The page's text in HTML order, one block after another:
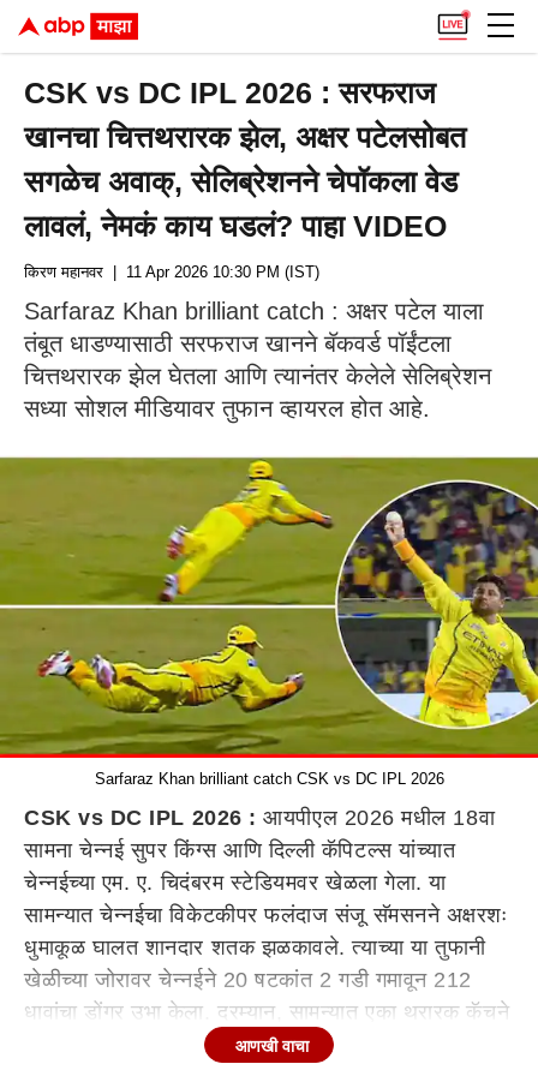
CSK vs DC IPL 2026 : सरफराज
खानचा चित्तथरारक झेल, अक्षर पटेलसोबत
सगळेच अवाक्, सेलिब्रेशनने चेपॉकला वेड
लावलं, नेमकं काय घडलं? पाहा VIDEO
किरण महानवर | 11 Apr 2026 10:30 PM (IST)
Sarfaraz Khan brilliant catch : अक्षर पटेल याला
तंबूत धाडण्यासाठी सरफराज खानने बॅकवर्ड पॉईंटला
चित्तथरारक झेल घेतला आणि त्यानंतर केलेले सेलिब्रेशन
सध्या सोशल मीडियावर तुफान व्हायरल होत आहे.
Sarfaraz Khan brilliant catch CSK vs DC IPL 2026
CSK vs DC IPL 2026 : आयपीएल 2026 मधील 18वा
सामना चेन्नई सुपर किंग्स आणि दिल्ली कॅपिटल्स यांच्यात
चेन्नईच्या एम. ए. चिदंबरम स्टेडियमवर खेळला गेला. या
सामन्यात चेन्नईचा विकेटकीपर फलंदाज संजू सॅमसनने अक्षरशः
धुमाकूळ घालत शानदार शतक झळकावले. त्याच्या या तुफानी
खेळीच्या जोरावर चेन्नईने 20 षटकांत 2 गडी गमावून 212
धावांचा डोंगर उभा केला. दरम्यान, सामन्यात एका थरारक कॅचने
सर्वांच्या भुवया उंचावल्या. दिल्लीचा अनुभवी फलंदाज अक्षर पटेल
आणखी वाचा